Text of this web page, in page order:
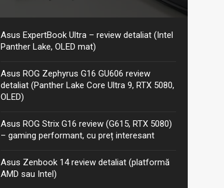
Aceasta este recenzia mea detaliată pentru varianta
actualizată 2026 GoPro Edition din seria Asus ProArt
PX13. Am discutat despre ProArt PX13 într-un articol
anterior, iar între timp Asus a...
Asus ExpertBook Ultra – review detaliat (Intel
Panther Lake, OLED mat)
Asus ROG Zephyrus G16 GU606 review
detaliat (Panther Lake Core Ultra 9, RTX 5080,
OLED)
Asus ROG Strix G16 review (G615, RTX 5080)
– gaming performant, cu preț interesant
Asus Zenbook 14 review detaliat (platformă
AMD sau Intel)